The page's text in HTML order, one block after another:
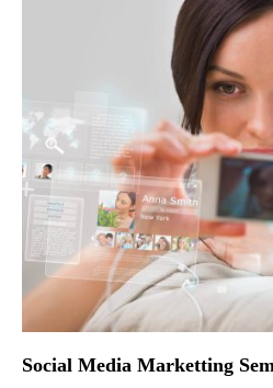
Social Media Marketting